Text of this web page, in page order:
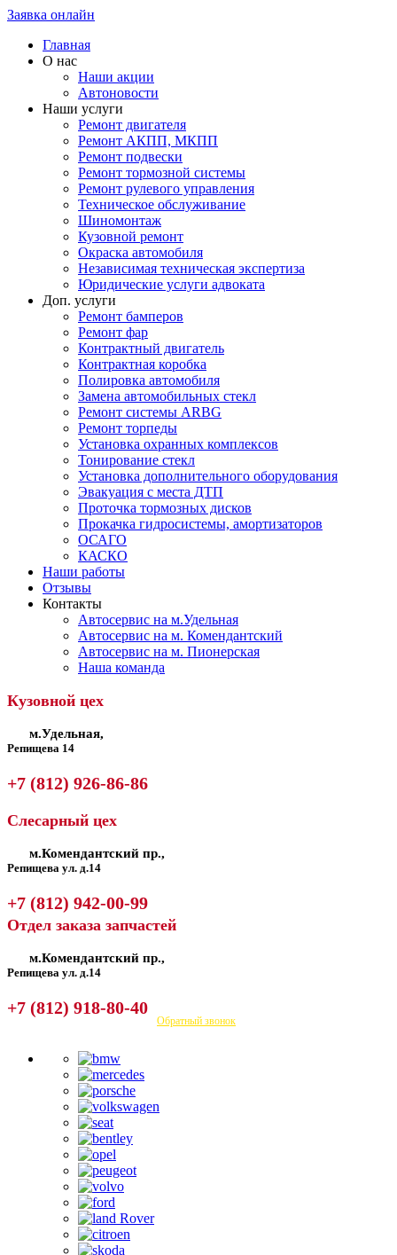
Заявка онлайн
Главная
О нас
Наши акции
Автоновости
Наши услуги
Ремонт двигателя
Ремонт АКПП, МКПП
Ремонт подвески
Ремонт тормозной системы
Ремонт рулевого управления
Техническое обслуживание
Шиномонтаж
Кузовной ремонт
Окраска автомобиля
Независимая техническая экспертиза
Юридические услуги адвоката
Доп. услуги
Ремонт бамперов
Ремонт фар
Контрактный двигатель
Контрактная коробка
Полировка автомобиля
Замена автомобильных стекл
Ремонт системы ARBG
Ремонт торпеды
Установка охранных комплексов
Тонирование стекл
Установка дополнительного оборудования
Эвакуация с места ДТП
Проточка тормозных дисков
Прокачка гидросистемы, амортизаторов
ОСАГО
КАСКО
Наши работы
Отзывы
Контакты
Автосервис на м.Удельная
Автосервис на м. Комендантский
Автосервис на м. Пионерская
Наша команда
Кузовной цех
м.Удельная,
Репищева 14
+7 (812) 926-86-86
Слесарный цех
м.Комендантский пр.,
Репищева ул. д.14
+7 (812) 942-00-99
Отдел заказа запчастей
м.Комендантский пр.,
Репищева ул. д.14
+7 (812) 918-80-40
Посмотреть на карте Обратный звонок